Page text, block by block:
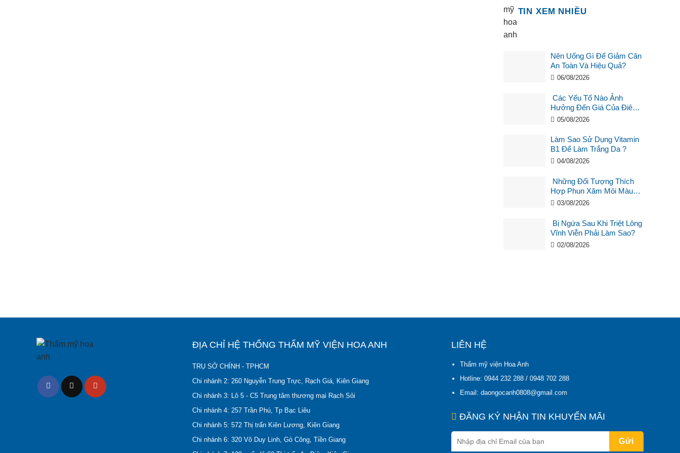
TIN XEM NHIỀU
Nên Uống Gì Để Giảm Cân
An Toàn Và Hiệu Quả?
06/08/2026
Các Yếu Tố Nào Ảnh
Hưởng Đến Giá Của Điêu
Khắc Chân Mày ?
05/08/2026
Làm Sao Sử Dụng Vitamin
B1 Để Làm Trắng Da ?
04/08/2026
Những Đối Tượng Thích
Hợp Phun Xăm Môi Màu
Hồng Cam San Hô?
03/08/2026
Bị Ngứa Sau Khi Triệt Lông
Vĩnh Viễn Phải Làm Sao?
02/08/2026
ĐỊA CHỈ HỆ THỐNG THẨM MỸ VIỆN HOA ANH
TRỤ SỞ CHÍNH - TPHCM
Chi nhánh 2: 260 Nguyễn Trung Trực, Rạch Giá, Kiên Giang
Chi nhánh 3: Lô 5 - C5 Trung tâm thương mại Rạch Sỏi
Chi nhánh 4: 257 Trần Phú, Tp Bạc Liêu
Chi nhánh 5: 572 Thị trấn Kiên Lương, Kiên Giang
Chi nhánh 6: 320 Võ Duy Linh, Gò Công, Tiền Giang
LIÊN HỆ
Thẩm mỹ viện Hoa Anh
Hotline: 0944 232 288 / 0948 702 288
Email: daongocanh0808@gmail.com
ĐĂNG KÝ NHẬN TIN KHUYẾN MÃI